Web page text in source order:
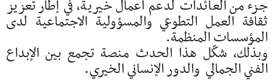
جزء من العائدات لدعم أعمال خيرية، في إطار تعزيز
ثقافة العمل التطوعي والمسؤولية الاجتماعية لدى
المؤسسات المنظمة.
وبذلك، شكّل هذا الحدث منصة تجمع بين الإبداع
الفني الجمالي والدور الإنساني الخيري.